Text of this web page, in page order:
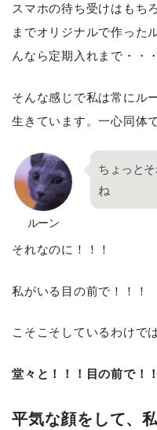
スマホの待ち受けはもち
までオリジナルで作った
んなら定期入れまで・・
そんな感じで私は常にル
生きています。一心同体で
ルーン
ちょっと
ね
それなのに！！！
私がいる目の前で！！！
こそこそしているわけで
堂々と！！！目の前で！
平気な顔をして、